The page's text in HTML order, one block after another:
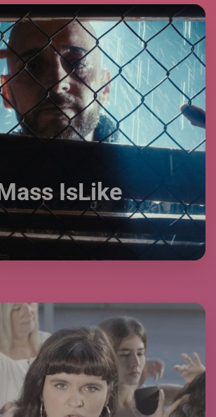
IsLike
IsLike